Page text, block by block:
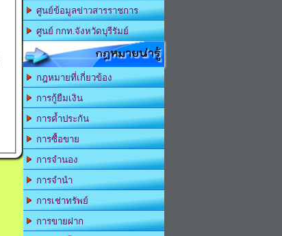
ศูนย์ข้อมูลข่าวสารราชการ
ศูนย์ กกท.จังหวัดบุรีรัมย์
กฎหมายน่ารู้
กฎหมายที่เกี่ยวข้อง
การกู้ยืมเงิน
การค้ำประกัน
การซื้อขาย
การจำนอง
การจำนำ
การเช่าทรัพย์
การขายฝาก